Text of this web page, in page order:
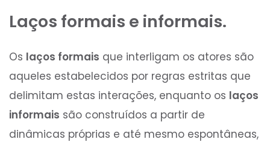
Laços formais e informais.
Os laços formais que interligam os atores são
aqueles estabelecidos por regras estritas que
delimitam estas interações, enquanto os laços
informais são construídos a partir de
dinâmicas próprias e até mesmo espontâneas,